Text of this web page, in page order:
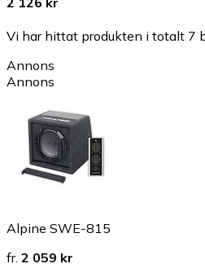
Vi har hittat produkten i totalt 7
Annons
Annons
Alpine SWE-815
fr. 2 059 kr